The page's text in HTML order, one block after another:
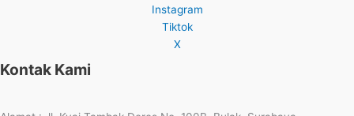
Instagram
Tiktok
X
Kontak Kami